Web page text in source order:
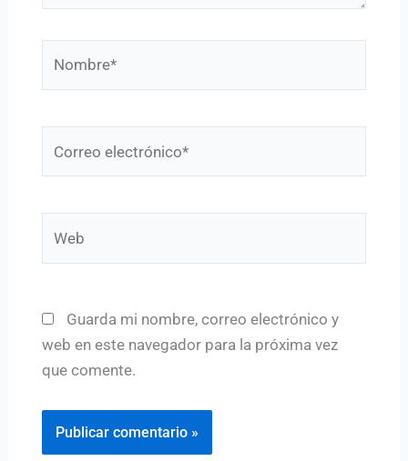
electrónico*
Guarda mi nombre, correo electrónico y
web en este navegador para la próxima vez
que comente.